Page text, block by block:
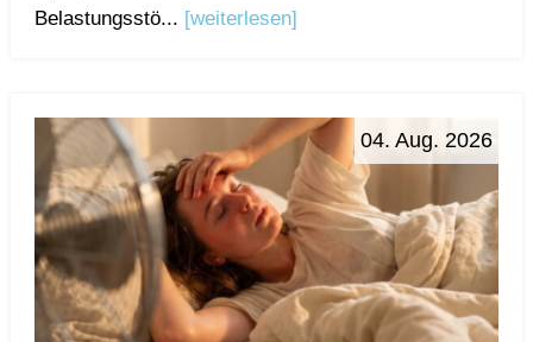
Belastungsstö... [weiterlesen]
04. Aug. 2026